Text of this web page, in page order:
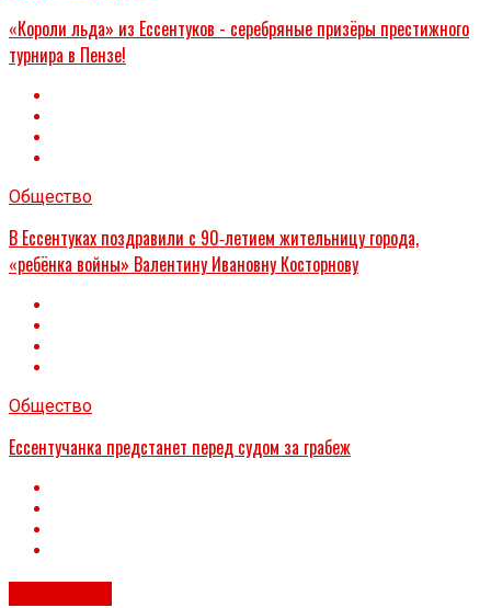
«Короли льда» из Ессентуков - серебряные призёры престижного
турнира в Пензе!
Общество
В Ессентуках поздравили с 90‑летием жительницу города,
«ребёнка войны» Валентину Ивановну Косторнову
Общество
Ессентучанка предстанет перед судом за грабеж